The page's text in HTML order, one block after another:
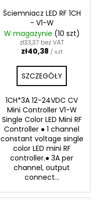
Ściemniacz LED RF 1CH
- V1-W
W magazynie (10 szt)
zł33,37 bez VAT
zł40,38 / szt
SZCZEGÓŁY
1CH*3A 12-24VDC CV
Mini Controller V1-W
Single Color LED Mini RF
Controller ● 1 channel
constant voltage single
color LED mini RF
controller.● 3A per
channel, output
connect...